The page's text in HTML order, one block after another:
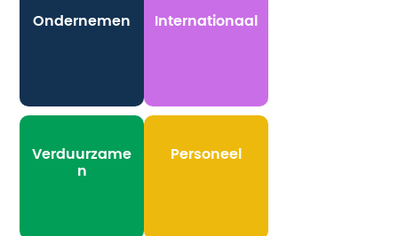
Ondernemen Internationaal
Verduurzame
n
Personeel